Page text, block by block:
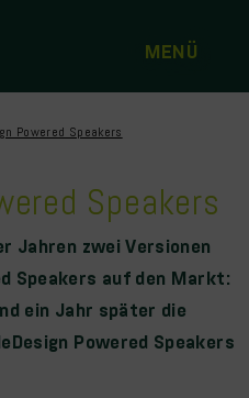
Powered Speakers
Speakers
Jahren zwei Versionen
Speakers auf den Markt:
ein Jahr später die
Powered Speakers